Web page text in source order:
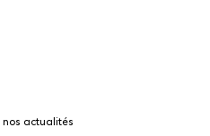
nos actualités